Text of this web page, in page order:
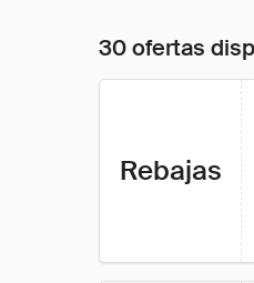
30 ofertas
Rebajas